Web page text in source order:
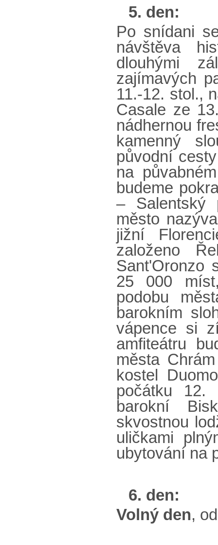
5. den:
Po snídani
návštěva
dlouhými
zajímavých
11.-12. stol.,
Casale ze
nádhernou
kamenný
původní
na
budeme
– Salentský
město
jižní
založeno
Sant'Oronzo
25 000
podobu
barokním
vápence si
amfiteátru
města
kostel
počátku
barokní
skvostnou
uličkami
ubytování na
6. den:
Volný den,